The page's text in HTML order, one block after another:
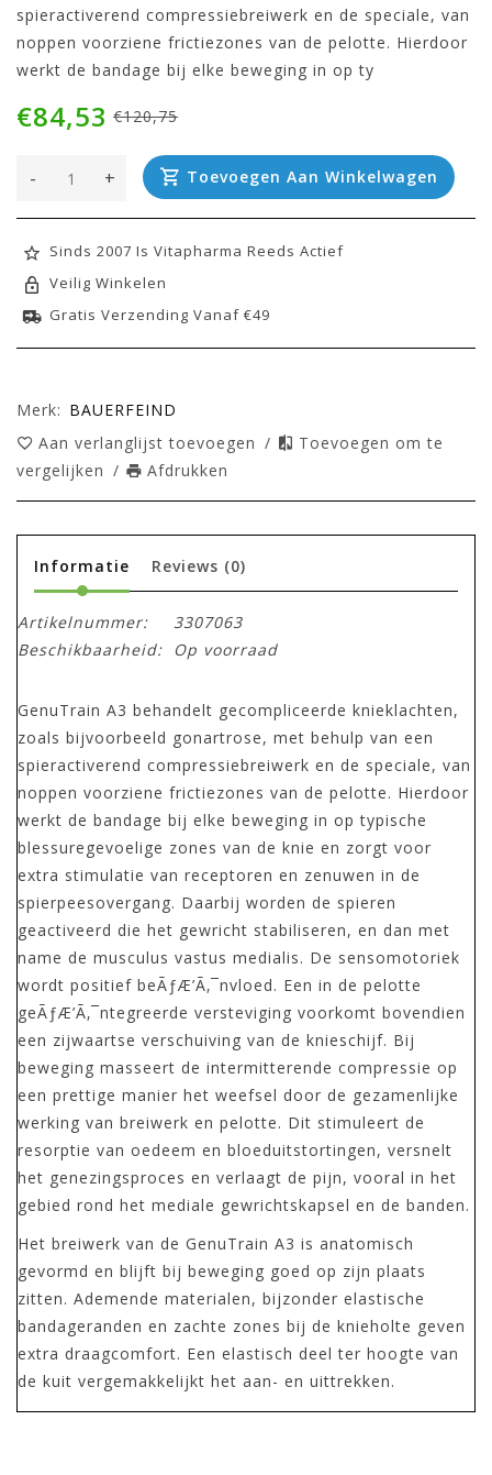
spieractiverend compressiebreiwerk en de speciale, van
noppen voorziene frictiezones van de pelotte. Hierdoor
werkt de bandage bij elke beweging in op ty
€120,75
€84,53
+
- Toevoegen Aan Winkelwagen
Sinds 2007 Is Vitapharma Reeds Actief
Veilig Winkelen
Gratis Verzending Vanaf €49
Merk: BAUERFEIND
Aan verlanglijst toevoegen /
Toevoegen om te
vergelijken / Afdrukken
Informatie Reviews (0)
Artikelnummer:
3307063
Beschikbaarheid:
Op voorraad
GenuTrain A3 behandelt gecompliceerde knieklachten,
zoals bijvoorbeeld gonartrose, met behulp van een
spieractiverend compressiebreiwerk en de speciale, van
noppen voorziene frictiezones van de pelotte. Hierdoor
werkt de bandage bij elke beweging in op typische
blessuregevoelige zones van de knie en zorgt voor
extra stimulatie van receptoren en zenuwen in de
spierpeesovergang. Daarbij worden de spieren
geactiveerd die het gewricht stabiliseren, en dan met
name de musculus vastus medialis. De sensomotoriek
wordt positief beÃƒÆ’Ã‚¯nvloed. Een in de pelotte
geÃƒÆ’Ã‚¯ntegreerde versteviging voorkomt bovendien
een zijwaartse verschuiving van de knieschijf. Bij
beweging masseert de intermitterende compressie op
een prettige manier het weefsel door de gezamenlijke
werking van breiwerk en pelotte. Dit stimuleert de
resorptie van oedeem en bloeduitstortingen, versnelt
het genezingsproces en verlaagt de pijn, vooral in het
gebied rond het mediale gewrichtskapsel en de banden.
Het breiwerk van de GenuTrain A3 is anatomisch
gevormd en blijft bij beweging goed op zijn plaats
zitten. Ademende materialen, bijzonder elastische
bandageranden en zachte zones bij de knieholte geven
extra draagcomfort. Een elastisch deel ter hoogte van
de kuit vergemakkelijkt het aan- en uittrekken.